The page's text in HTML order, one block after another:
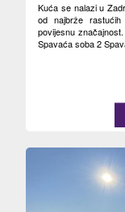
Kuća se nalazi u
od najbrže
povijesnu
Spavaća soba 2